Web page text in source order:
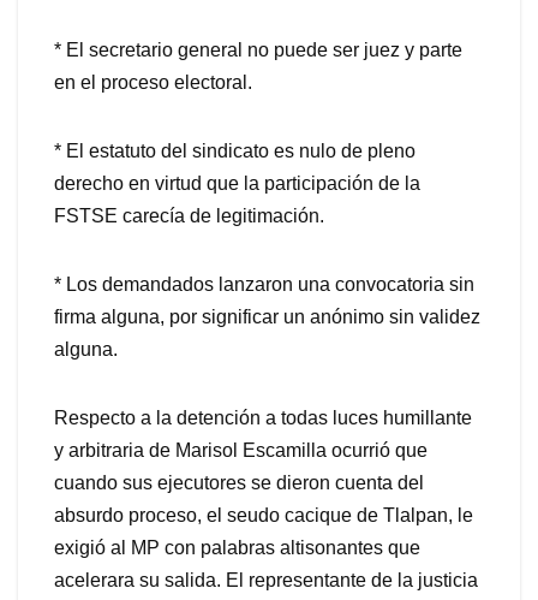
* El secretario general no puede ser juez y parte
en el proceso electoral.
* El estatuto del sindicato es nulo de pleno
derecho en virtud que la participación de la
FSTSE carecía de legitimación.
* Los demandados lanzaron una convocatoria sin
firma alguna, por significar un anónimo sin validez
alguna.
Respecto a la detención a todas luces humillante
y arbitraria de Marisol Escamilla ocurrió que
cuando sus ejecutores se dieron cuenta del
absurdo proceso, el seudo cacique de Tlalpan, le
exigió al MP con palabras altisonantes que
acelerara su salida. El representante de la justicia